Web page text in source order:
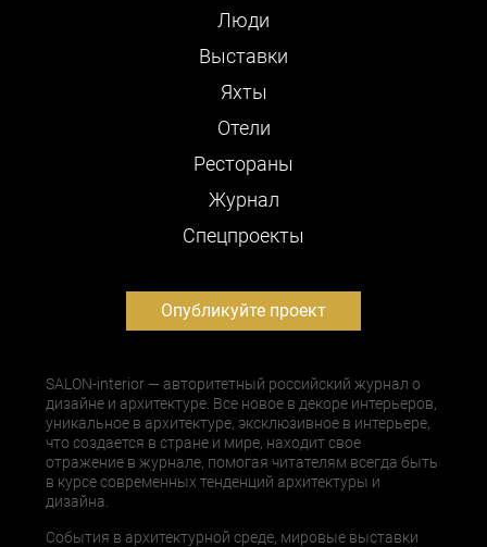
Люди
Выставки
Яхты
Отели
Рестораны
Журнал
Cпецпроекты
Опубликуйте проект
SALON-interior — авторитетный российский журнал о
дизайне и архитектуре. Все новое в декоре интерьеров,
уникальное в архитектуре, эксклюзивное в интерьере,
что создается в стране и мире, находит свое
отражение в журнале, помогая читателям всегда быть
в курсе современных тенденций архитектуры и
дизайна.
События в архитектурной среде, мировые выставки